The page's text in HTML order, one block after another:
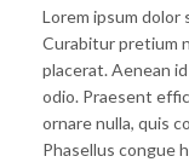
Lorem ipsum
Curabitur pretium
placerat. Aenean
odio. Praesent
ornare nulla, quis
Phasellus congue